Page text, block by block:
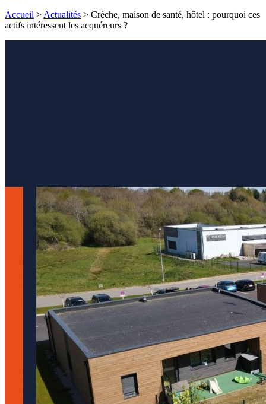
Accueil > Actualités > Crèche, maison de santé, hôtel : pourquoi ces
actifs intéressent les acquéreurs ?